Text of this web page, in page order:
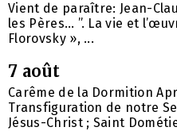
Vient de paraître: Jean-
les Pères… ”. La vie et
Florovsky », ...
7 août
Carême de la Dormition
Transfiguration de notre
Jésus-Christ ; Saint